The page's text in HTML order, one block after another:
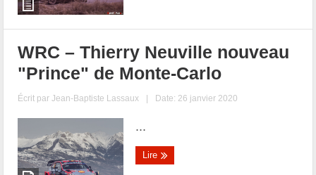
WRC – Thierry Neuville nouveau
"Prince" de Monte-Carlo
Écrit parJean-Baptiste Lassaux | Date: 26 janvier 2020
...
Lire